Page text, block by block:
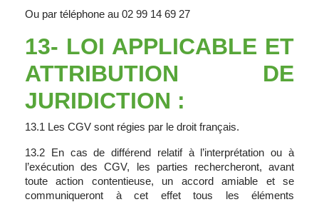
Ou par téléphone au 02 99 14 69 27
13- LOI APPLICABLE ET
ATTRIBUTION DE
JURIDICTION :
13.1 Les CGV sont régies par le droit français.
13.2 En cas de différend relatif à l’interprétation ou à
l’exécution des CGV, les parties rechercheront, avant
toute action contentieuse, un accord amiable et se
communiqueront à cet effet tous les éléments